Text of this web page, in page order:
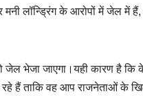
मनी लॉन्ड्रिंग के आरोपों में जेल में
भेजा जाएगा।यही कारण है कि
हैं ताकि वह आप राजनेताओं के